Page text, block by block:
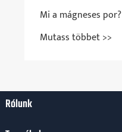
Mi a mágneses por?
Mutass többet >>
Rólunk